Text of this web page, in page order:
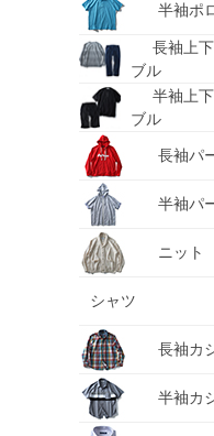
半袖ポ
長袖上
ブル
半袖上
ブル
長袖パ
半袖パ
ニット
シャツ
長袖カ
半袖カ